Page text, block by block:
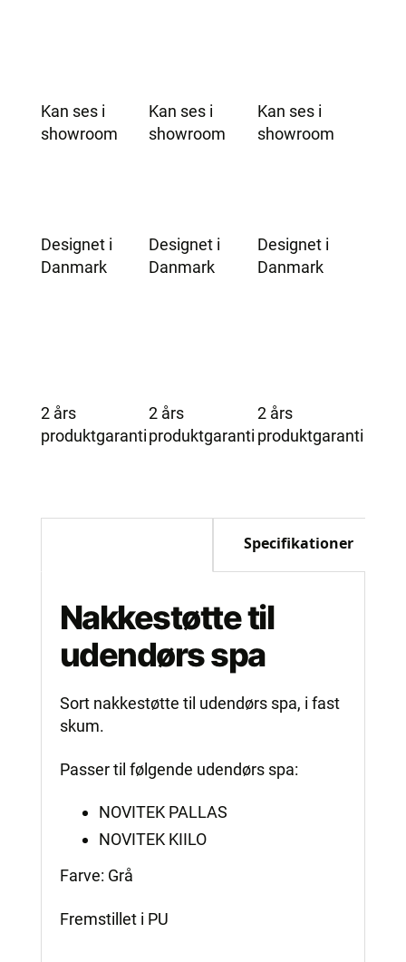
Kan ses i
showroom
Designet i
Danmark
2 års
produktgaranti
Kan ses i
showroom
Designet i
Danmark
2 års
produktgaranti
Kan ses i
showroom
Designet i
Danmark
2 års
produktgaranti
Specifikationer
Nakkestøtte til
udendørs spa
Sort nakkestøtte til udendørs spa, i fast
skum.
Passer til følgende udendørs spa:
NOVITEK PALLAS
NOVITEK KIILO
Farve: Grå
Fremstillet i PU